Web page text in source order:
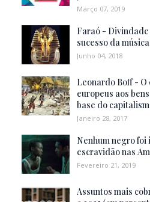
Março 07, 2019
Faraó -
sucesso da
Junho 04, 2018
Leonardo Boff - O
europeus aos
base do
Janeiro 28, 2017
Nenhum negro
escravidão nas
Fevereiro 21, 2019
Assuntos mais